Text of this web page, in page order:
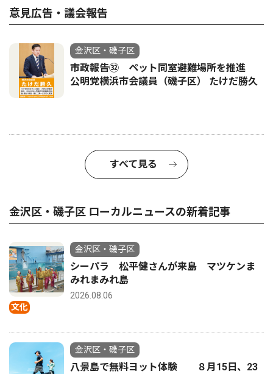
意見広告・議会報告
金沢区・磯子区
市政報告㉜ ペット同室避難場所を推進
公明党横浜市会議員（磯子区） たけだ勝久
すべて見る
金沢区・磯子区 ローカルニュースの新着記事
文化
金沢区・磯子区
シーパラ 松平健さんが来島 マツケンま
みれまみれ島
2026.08.06
金沢区・磯子区
八景島で無料ヨット体験 ８月15日、23